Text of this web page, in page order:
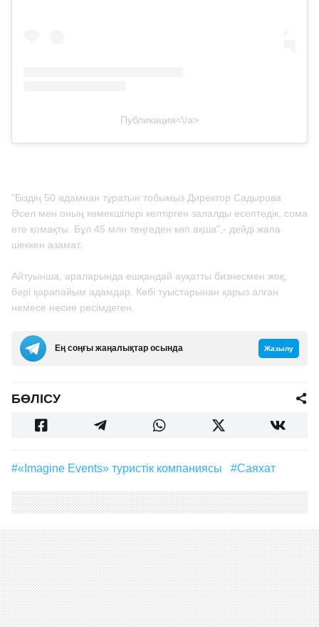
Публикация<\/a>
"Біздің 50 адамнан тұратын тобымыз Директор Садырова
Әсел мен оның көмекшілері келтірген залалды есептедік, сома
өте қомақты. Бұл 45 млн теңгеден көп ақша",- дейді жапа
шеккен азамат.
Айтуынша, араларында ешқандай ауқатты бизнесмен жоқ,
бәрі қарапайым адамдар. Көбі туыстарынан қарыз алған
немесе несие ресімдеген.
Ең соңғы жаңалықтар осында Жазылу
БӨЛІСУ
#«Imagine Events» туристік компаниясы #саяхат